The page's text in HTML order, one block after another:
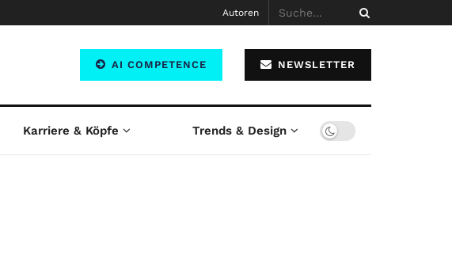
Autoren
AI COMPETENCE NEWSLETTER
Karriere & Köpfe Trends & Design